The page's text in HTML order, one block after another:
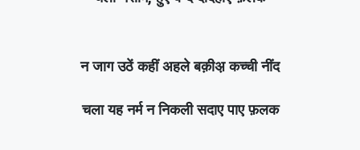
न जाग उठें कहीं अहले बक़ीअ़ कच्ची नींद
चला यह नर्म न निकली सदाए पाए फ़लक